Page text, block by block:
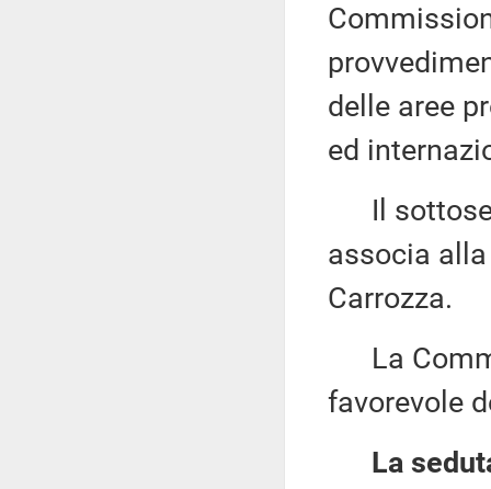
delle aree
ed
Il
associa
Carrozza.
La
favorevole
La